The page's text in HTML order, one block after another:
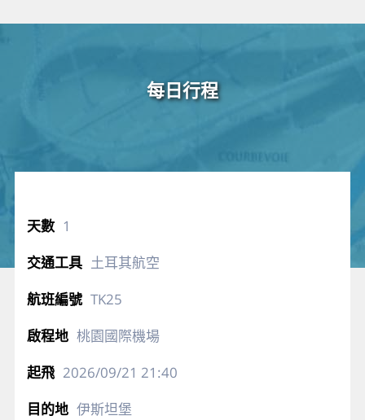
每日行程
1
土耳其航空
TK25
桃園國際機場
2026/09/21 21:40
伊斯坦堡